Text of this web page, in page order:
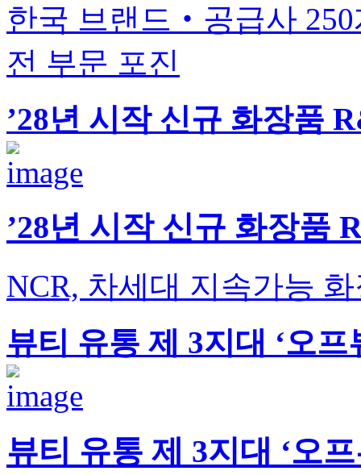
한국 브랜드‧공급사
전 부문 포진
’28년 시작 신규 화장품
’28년 시작 신규 화장품
NCR, 차세대 지속가능
뷰티 유통 제 3지대 ‘오프
뷰티 유통 제 3지대 ‘오